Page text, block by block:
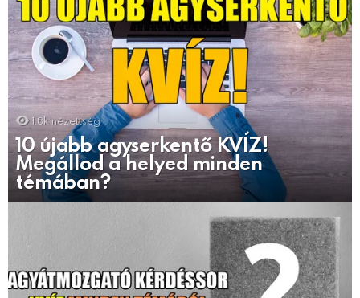
1.8k nézettség
10 újabb agyserkentő KVÍZ!
Megállod a helyed minden
témában?